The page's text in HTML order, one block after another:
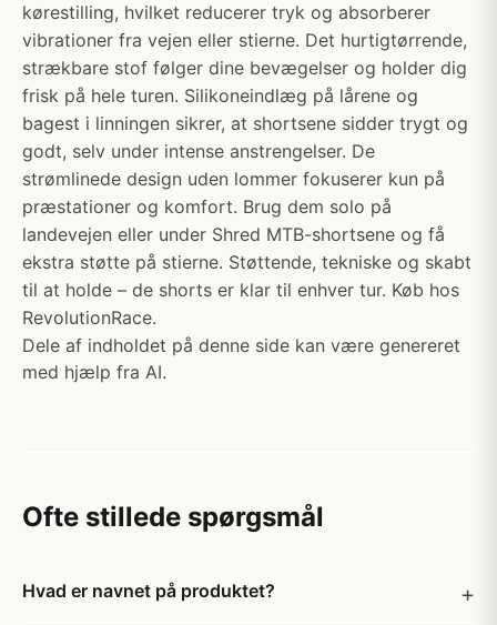
kørestilling, hvilket reducerer tryk og absorberer
vibrationer fra vejen eller stierne. Det hurtigtørrende,
strækbare stof følger dine bevægelser og holder dig
frisk på hele turen. Silikoneindlæg på lårene og
bagest i linningen sikrer, at shortsene sidder trygt og
godt, selv under intense anstrengelser. De
strømlinede design uden lommer fokuserer kun på
præstationer og komfort. Brug dem solo på
landevejen eller under Shred MTB-shortsene og få
ekstra støtte på stierne. Støttende, tekniske og skabt
til at holde – de shorts er klar til enhver tur. Køb hos
RevolutionRace.
Dele af indholdet på denne side kan være genereret
med hjælp fra AI.
Ofte stillede spørgsmål
Hvad er navnet på produktet?